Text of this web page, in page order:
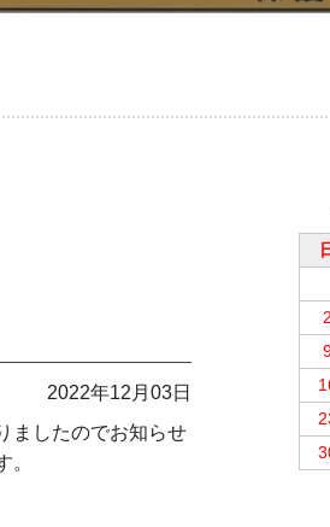
2022年12月03日
ましたのでお知らせ
2